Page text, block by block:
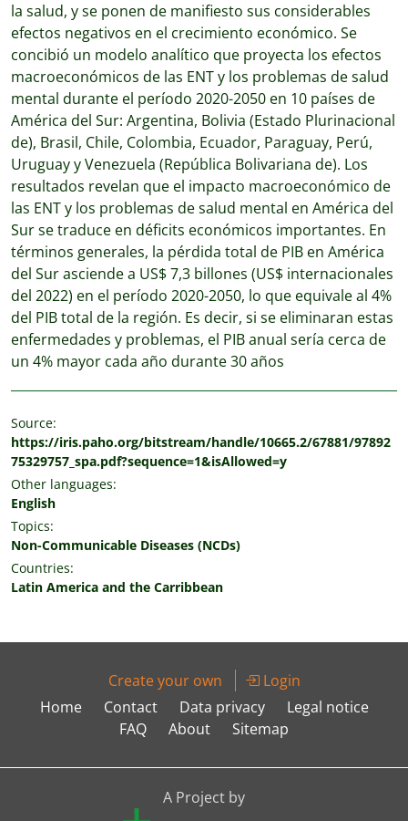
la salud, y se ponen de manifiesto sus considerables
efectos negativos en el crecimiento económico. Se
concibió un modelo analítico que proyecta los efectos
macroeconómicos de las ENT y los problemas de salud
mental durante el período 2020-2050 en 10 países de
América del Sur: Argentina, Bolivia (Estado Plurinacional
de), Brasil, Chile, Colombia, Ecuador, Paraguay, Perú,
Uruguay y Venezuela (República Bolivariana de). Los
resultados revelan que el impacto macroeconómico de
las ENT y los problemas de salud mental en América del
Sur se traduce en déficits económicos importantes. En
términos generales, la pérdida total de PIB en América
del Sur asciende a US$ 7,3 billones (US$ internacionales
del 2022) en el período 2020-2050, lo que equivale al 4%
del PIB total de la región. Es decir, si se eliminaran estas
enfermedades y problemas, el PIB anual sería cerca de
un 4% mayor cada año durante 30 años
Source:
https://iris.paho.org/bitstream/handle/10665.2/67881/97892
75329757_spa.pdf?sequence=1&isAllowed=y
Other languages:
English
Topics:
Non-Communicable Diseases (NCDs)
Countries:
Latin America and the Carribbean
Create your own
Login
Home
Contact Data privacy
Legal notice
FAQ
About Sitemap
A Project by